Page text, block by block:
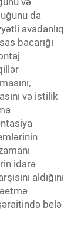
da
avadanlıq
bacarığı
və istilik
idarə
aldığını
belə